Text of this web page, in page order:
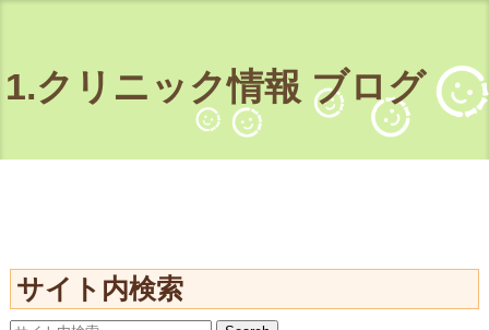
1.クリニック情報 ブログ
サイト内検索